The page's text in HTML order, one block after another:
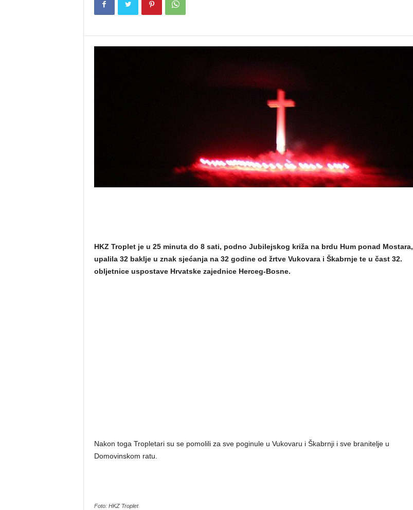
HKZ Troplet je u 25 minuta do 8 sati, podno Jubilejskog križa na brdu Hum ponad Mostara,
upalila 32 baklje u znak sjećanja na 32 godine od žrtve Vukovara i Škabrnje te u čast 32.
obljetnice uspostave Hrvatske zajednice Herceg-Bosne.
Nakon toga Tropletari su se pomolili za sve poginule u Vukovaru i Škabrnji i sve branitelje u
Domovinskom ratu.
Foto: HKZ Troplet